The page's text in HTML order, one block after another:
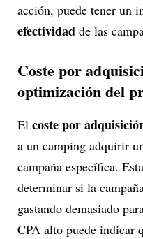
acción, puede tener un
efectividad de las
Coste por
optimización del
El coste por
a un camping adquirir
campaña específica.
determinar si la
gastando demasiado
CPA alto puede indicar